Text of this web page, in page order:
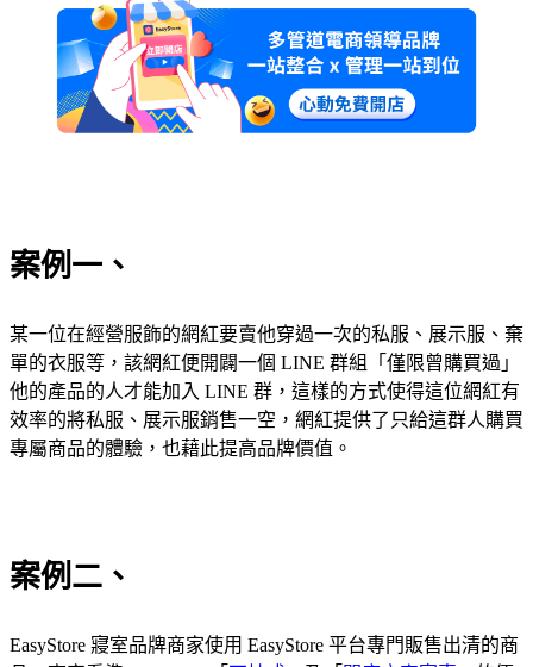
案例一、
某一位在經營服飾的網紅要賣他穿過一次的私服、展示服、棄
單的衣服等，該網紅便開闢一個 LINE 群組「僅限曾購買過」
他的產品的人才能加入 LINE 群，這樣的方式使得這位網紅有
效率的將私服、展示服銷售一空，網紅提供了只給這群人購買
專屬商品的體驗，也藉此提高品牌價值。
案例二、
EasyStore 寢室品牌商家使用 EasyStore 平台專門販售出清的商